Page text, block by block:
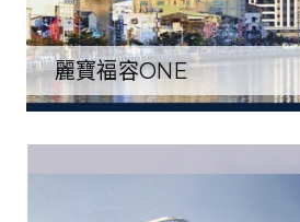
麗寶福容ONE